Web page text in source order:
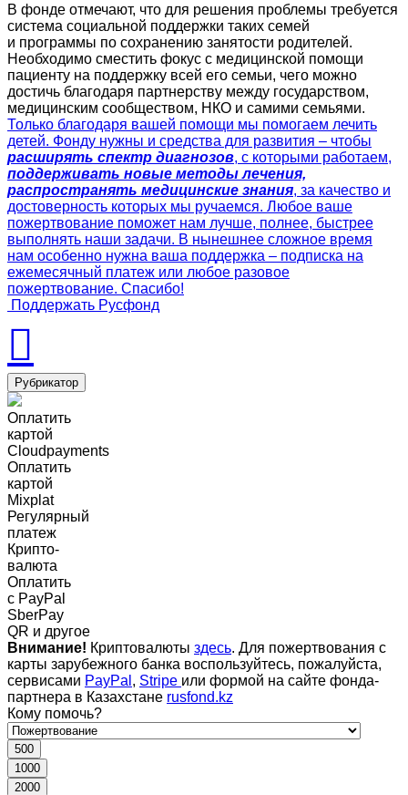
В фонде отмечают, что для решения проблемы требуется
система социальной поддержки таких семей
и программы по сохранению занятости родителей.
Необходимо сместить фокус с медицинской помощи
пациенту на поддержку всей его семьи, чего можно
достичь благодаря партнерству между государством,
медицинским сообществом, НКО и самими семьями.
Только благодаря вашей помощи мы помогаем лечить
детей. Фонду нужны и средства для развития – чтобы
расширять спектр диагнозов, с которыми работаем,
поддерживать новые методы лечения,
распространять медицинские знания, за качество и
достоверность которых мы ручаемся. Любое ваше
пожертвование поможет нам лучше, полнее, быстрее
выполнять наши задачи. В нынешнее сложное время
нам особенно нужна ваша поддержка – подписка на
ежемесячный платеж или любое разовое
пожертвование. Спасибо!
Поддержать Русфонд
Рубрикатор
Оплатить
картой
Cloudpayments
Оплатить
картой
Mixplat
Регулярный
платеж
Крипто-
валюта
Оплатить
c PayPal
SberPay
QR и другое
Внимание! Криптовалюты здесь. Для пожертвования с
карты зарубежного банка воспользуйтесь, пожалуйста,
сервисами PayPal , Stripe или формой на сайте фонда-
партнера в Казахстане rusfond.kz
Кому помочь?
500
1000
2000